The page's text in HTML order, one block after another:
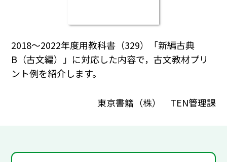
2018～2022年度用教科書（329）「新編古典
B（古文編）」に対応した内容で，古文教材プリ
ント例を紹介します。
東京書籍（株） TEN管理課